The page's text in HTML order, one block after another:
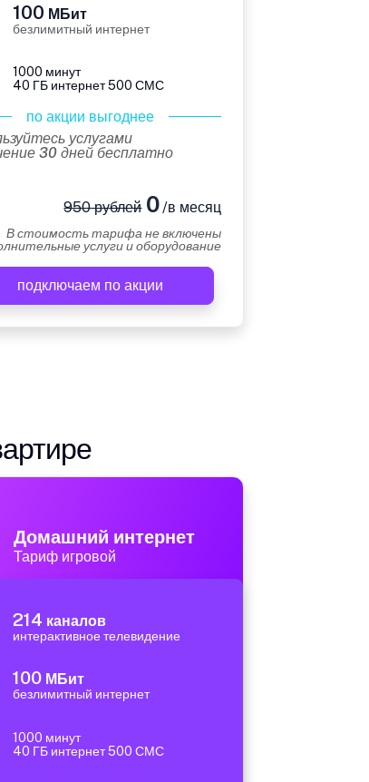
100 МБит
безлимитный интернет
1000 минут
40 ГБ интернет 500 СМС
по акции выгоднее
услугами
30 дней бесплатно
950 рублей0/в месяц
В стоимость тарифа не включены
услуги и оборудование
подключаем по акции
Домашний интернет
Тариф игровой
214 каналов
интерактивное телевидение
100 МБит
безлимитный интернет
1000 минут
40 ГБ интернет 500 СМС